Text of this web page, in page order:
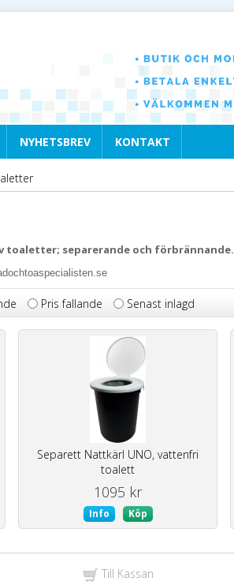
NYHETSBREV KONTAKT
toaletter; separerande och förbrännande.
Pris fallande Senast inlagd
Separett Nattkärl UNO, vattenfri
toalett
1095 kr
Info Köp
Till Kassan